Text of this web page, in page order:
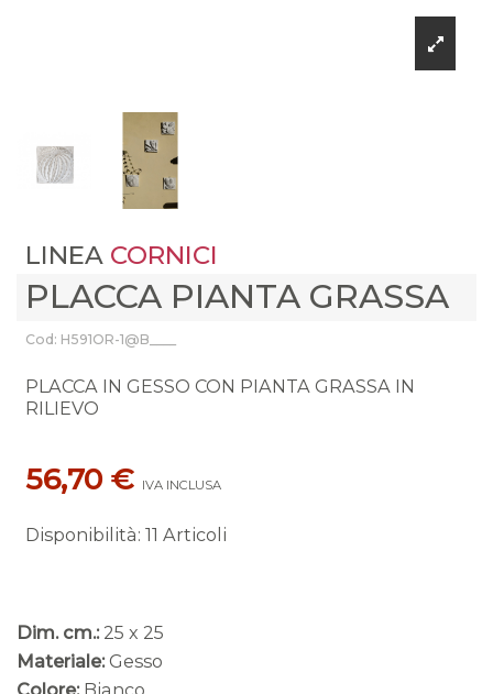
LINEA CORNICI
PLACCA PIANTA GRASSA
Cod: H591OR-1@B____
PLACCA IN GESSO CON PIANTA GRASSA IN
RILIEVO
56,70 € IVA INCLUSA
Disponibilità: 11 Articoli
Dim. cm.: 25 x 25
Materiale: Gesso
Colore: Bianco